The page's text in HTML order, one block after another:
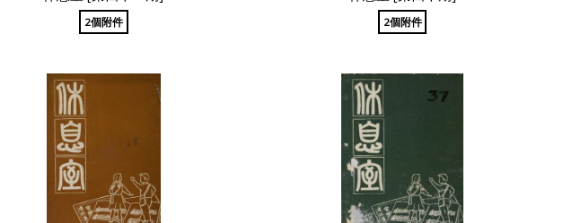
2個附件 2個附件